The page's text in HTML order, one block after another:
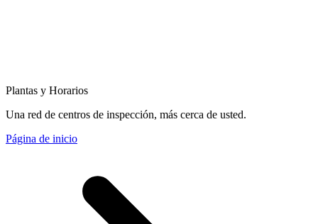
Plantas y Horarios
Una red de centros de inspección, más cerca de usted.
Página de inicio